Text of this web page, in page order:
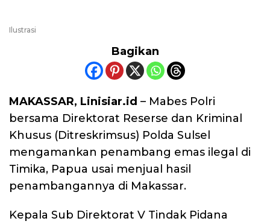
Ilustrasi
Bagikan
MAKASSAR, Linisiar.id – Mabes Polri
bersama Direktorat Reserse dan Kriminal
Khusus (Ditreskrimsus) Polda Sulsel
mengamankan penambang emas ilegal di
Timika, Papua usai menjual hasil
penambangannya di Makassar.
Kepala Sub Direktorat V Tindak Pidana